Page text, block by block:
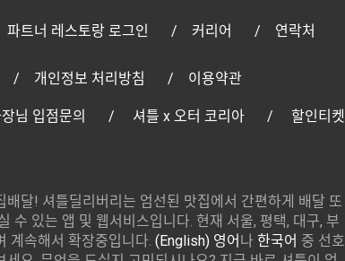
파트너 레스토랑 로그인 커리어 연락처
개인정보 처리방침 이용약관
님 입점문의 셔틀 x 오터 코리아 할인티켓
배달! 셔틀딜리버리는 엄선된 맛집에서 간편하게 배달 또
수 있는 앱 및 웹서비스입니다. 현재 서울, 평택, 대구, 부
계속해서 확장중입니다.(English) 영어 나한국어 중 선호